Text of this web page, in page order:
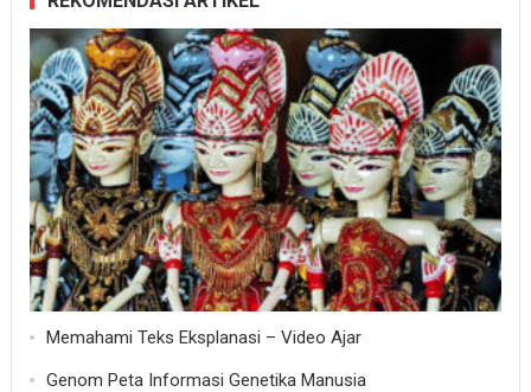
Memahami Teks Eksplanasi – Video Ajar
Genom Peta Informasi Genetika Manusia